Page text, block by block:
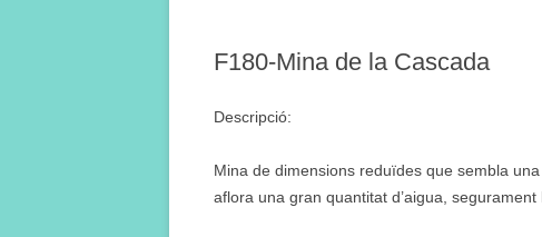
F180-Mina de la Cascada
Descripció:
Mina de dimensions reduïdes que sembla
aflora una gran quantitat d’aigua,